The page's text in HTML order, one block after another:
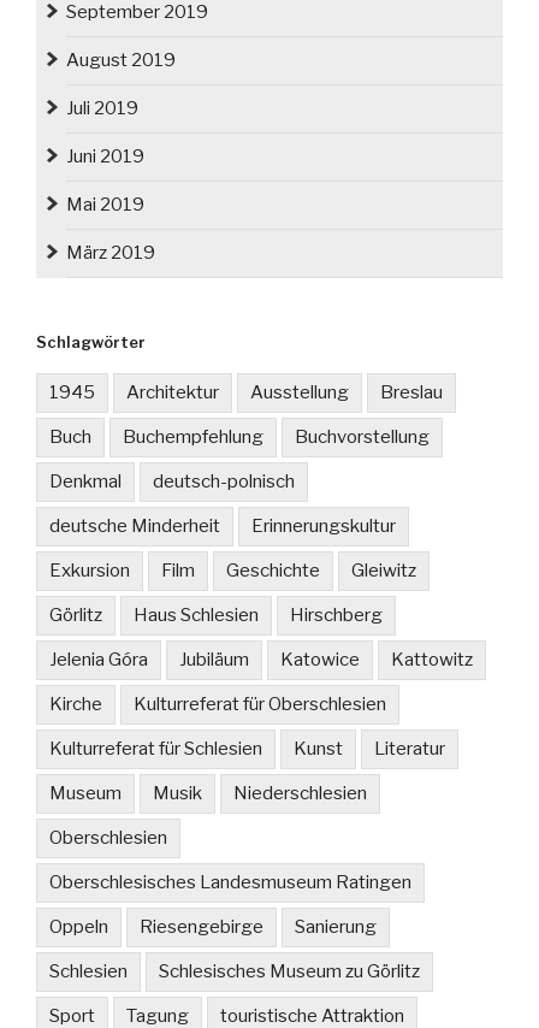
September 2019
August 2019
Juli 2019
Juni 2019
Mai 2019
März 2019
Schlagwörter
1945 Architektur Ausstellung Breslau
Buch Buchempfehlung Buchvorstellung
Denkmal deutsch-polnisch
deutsche Minderheit Erinnerungskultur
Exkursion Film Geschichte Gleiwitz
Görlitz Haus Schlesien Hirschberg
Jelenia Góra Jubiläum Katowice Kattowitz
Kirche Kulturreferat für Oberschlesien
Kulturreferat für Schlesien Kunst Literatur
Museum Musik Niederschlesien
Oberschlesien
Oberschlesisches Landesmuseum Ratingen
Oppeln Riesengebirge Sanierung
Schlesien Schlesisches Museum zu Görlitz
Sport Tagung touristische Attraktion